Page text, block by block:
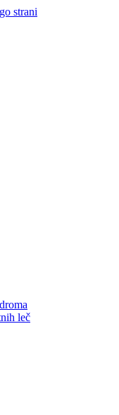
strani
leč